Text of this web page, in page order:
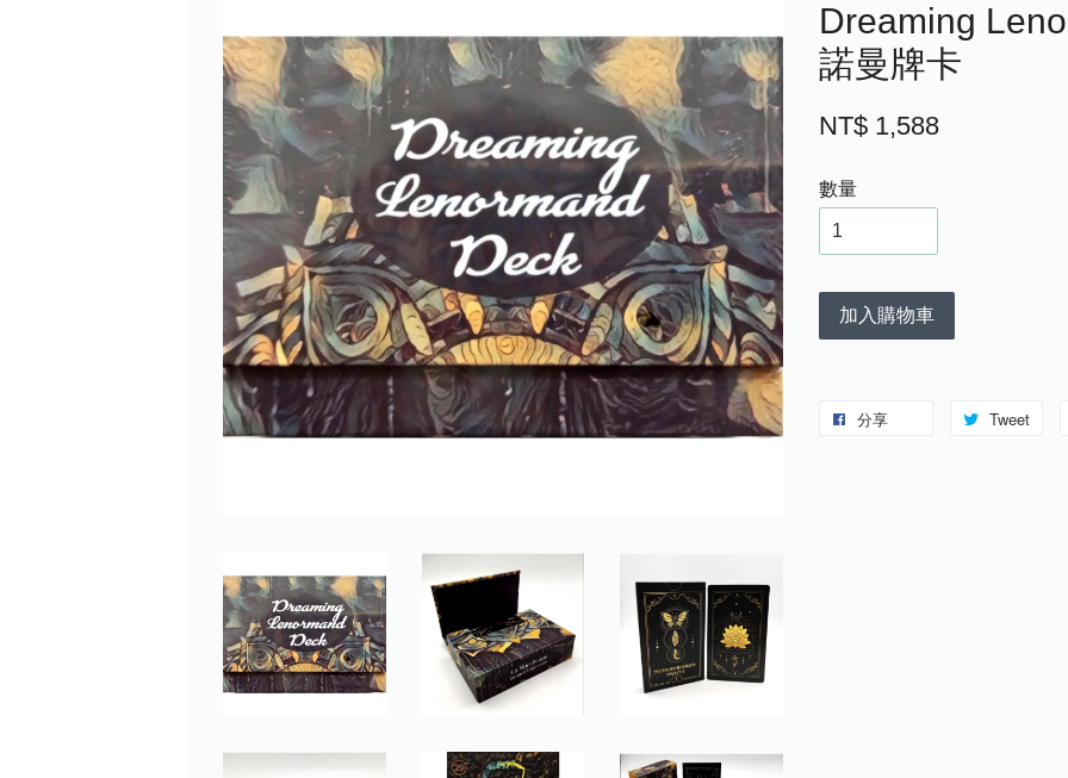
Dreaming
諾曼牌卡
NT$ 1,588
數量
加入購物車
分享 Tweet